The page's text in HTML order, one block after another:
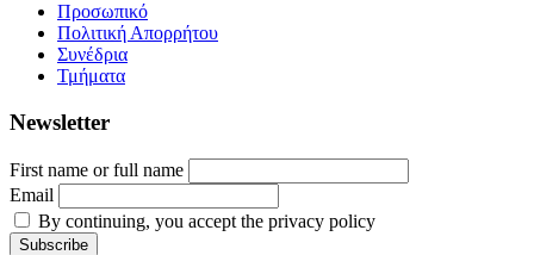
Προσωπικό
Πολιτική Απορρήτου
Συνέδρια
Τμήματα
Newsletter
First name or full name
Email
By continuing, you accept the privacy policy